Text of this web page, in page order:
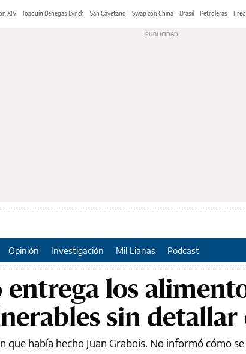
XIV Joaquín Benegas Lynch San Cayetano Swap con China Brasil Petroleras
Opinión Investigación Mil Lianas Podcast
los
sin
que había hecho Juan Grabois. No informó cómo